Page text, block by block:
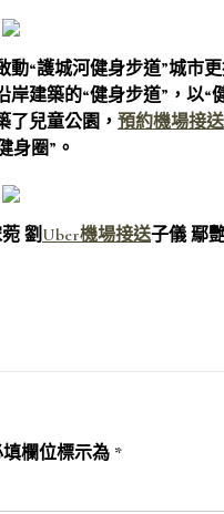
“護城河健身步道”城市
建築的“健身步道”，以“
了兒童公園， 預約機場接送
身圈”。
劉Uber機場接送子儀 鄢
欄位標示為 *